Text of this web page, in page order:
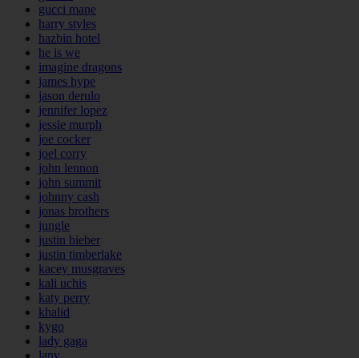
gucci mane
harry styles
hazbin hotel
he is we
imagine dragons
james hype
jason derulo
jennifer lopez
jessie murph
joe cocker
joel corry
john lennon
john summit
johnny cash
jonas brothers
jungle
justin bieber
justin timberlake
kacey musgraves
kali uchis
katy perry
khalid
kygo
lady gaga
lany